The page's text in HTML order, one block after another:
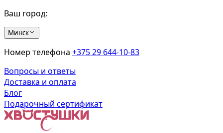
Ваш город:
Минск
Номер телефона +375 29 644-10-83
Вопросы и ответы
Доставка и оплата
Блог
Подарочный сертификат